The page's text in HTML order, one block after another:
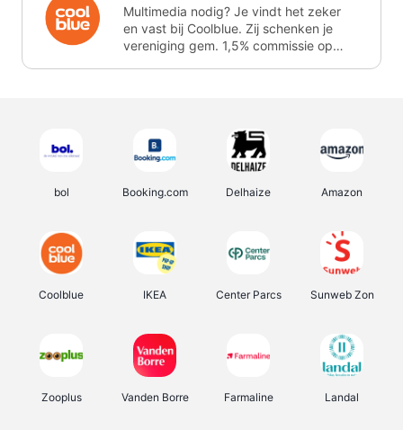
Multimedia nodig? Je vindt het zeker
en vast bij Coolblue. Zij schenken je
vereniging gem. 1,5% commissie op
bol Booking.com Delhaize Amazon
Coolblue IKEA Center Parcs Sunweb Zon
Zooplus Vanden Borre Farmaline Landal